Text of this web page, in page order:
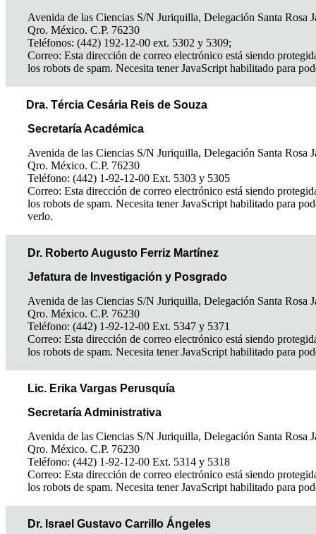
Avenida de las Ciencias S/N Juriquilla, Delegación Santa Rosa
Qro. México. C.P. 76230
Teléfonos: (442) 192-12-00 ext. 5302 y 5309;
Correo: Esta dirección de correo electrónico está siendo
los robots de spam. Necesita tener JavaScript habilitado para
Dra. Tércia Cesária Reis de Souza
Secretaría Académica
Avenida de las Ciencias S/N Juriquilla, Delegación Santa Rosa
Qro. México. C.P. 76230
Teléfono: (442) 1-92-12-00 Ext. 5303 y 5305
Correo: Esta dirección de correo electrónico está siendo
los robots de spam. Necesita tener JavaScript habilitado para
verlo.
Dr. Roberto Augusto Ferriz Martínez
Jefatura de Investigación y Posgrado
Avenida de las Ciencias S/N Juriquilla, Delegación Santa Rosa
Qro. México. C.P. 76230
Teléfono: (442) 1-92-12-00 Ext. 5347 y 5371
Correo: Esta dirección de correo electrónico está siendo
los robots de spam. Necesita tener JavaScript habilitado para
Lic. Erika Vargas Perusquía
Secretaría Administrativa
Avenida de las Ciencias S/N Juriquilla, Delegación Santa Rosa
Qro. México. C.P. 76230
Teléfono: (442) 1-92-12-00 Ext. 5314 y 5318
Correo: Esta dirección de correo electrónico está siendo
los robots de spam. Necesita tener JavaScript habilitado para
Dr. Israel Gustavo Carrillo Ángeles